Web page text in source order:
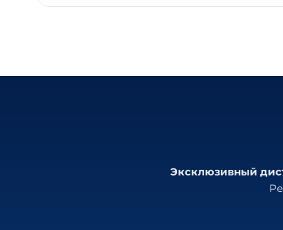
Эксклюзивный